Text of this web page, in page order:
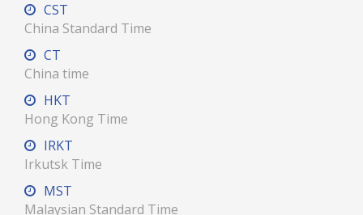
CST
China Standard Time
CT
China time
HKT
Hong Kong Time
IRKT
Irkutsk Time
MST
Malaysian Standard Time